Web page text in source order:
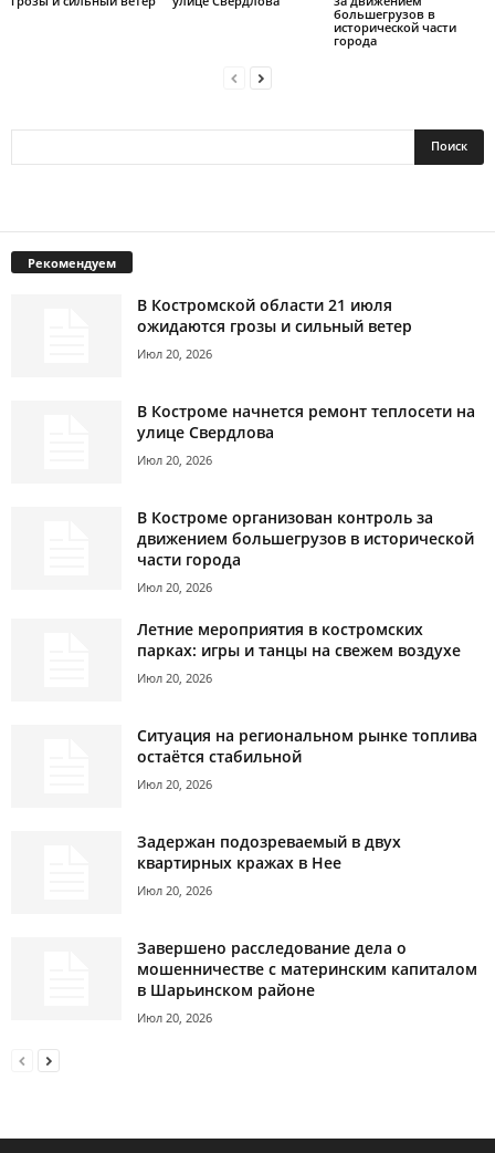
большегрузов в
исторической части
города
Рекомендуем
В Костромской области 21 июля
ожидаются грозы и сильный ветер
Июл 20, 2026
В Костроме начнется ремонт теплосети на
улице Свердлова
Июл 20, 2026
В Костроме организован контроль за
движением большегрузов в исторической
части города
Июл 20, 2026
Летние мероприятия в костромских
парках: игры и танцы на свежем воздухе
Июл 20, 2026
Ситуация на региональном рынке топлива
остаётся стабильной
Июл 20, 2026
Задержан подозреваемый в двух
квартирных кражах в Нее
Июл 20, 2026
Завершено расследование дела о
мошенничестве с материнским капиталом
в Шарьинском районе
Июл 20, 2026